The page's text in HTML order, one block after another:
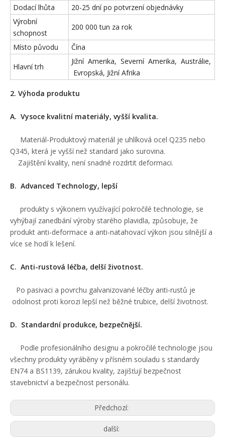
Dodací lhůta
20-25 dní po potvrzení objednávky
Výrobní
schopnost
200 000 tun za rok
Místo původu Čína
Hlavní trh
Jižní Amerika, Severní Amerika, Austrálie,
Evropská, Jižní Afrika
2. Výhoda produktu
A. Vysoce kvalitní materiály, vyšší kvalita.
Materiál-Produktový materiál je uhlíková ocel Q235 nebo
Q345, která je vyšší než standard jako surovina.
Zajištění kvality, není snadné rozdrtit deformaci.
B. Advanced Technology, lepší
produkty s výkonem využívající pokročilé technologie, se
vyhýbají zanedbání výroby starého plavidla, způsobuje, že
produkt anti-deformace a anti-natahovací výkon jsou silnější a
více se hodí k lešení.
C. Anti-rustová léčba, delší životnost.
Po pasivaci a povrchu galvanizované léčby anti-rustů je
odolnost proti korozi lepší než běžné trubice, delší životnost.
D. Standardní produkce, bezpečnější.
Podle profesionálního designu a pokročilé technologie jsou
všechny produkty vyráběny v přísném souladu s standardy
EN74 a BS1139, zárukou kvality, zajišťují bezpečnost
stavebnictví a bezpečnost personálu.
Předchozí:
další: